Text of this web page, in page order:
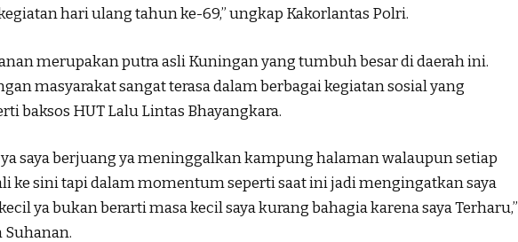
hari ulang tahun ke-69,” ungkap Kakorlantas Polri.
merupakan putra asli Kuningan yang tumbuh besar di daerah ini.
masyarakat sangat terasa dalam berbagai kegiatan sosial yang
baksos HUT Lalu Lintas Bhayangkara.
ya saya berjuang ya meninggalkan kampung halaman walaupun setiap
ke sini tapi dalam momentum seperti saat ini jadi mengingatkan saya
ya bukan berarti masa kecil saya kurang bahagia karena saya Terharu,”
Suhanan.